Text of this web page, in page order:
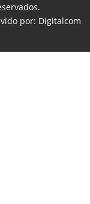
por: Digitalcom